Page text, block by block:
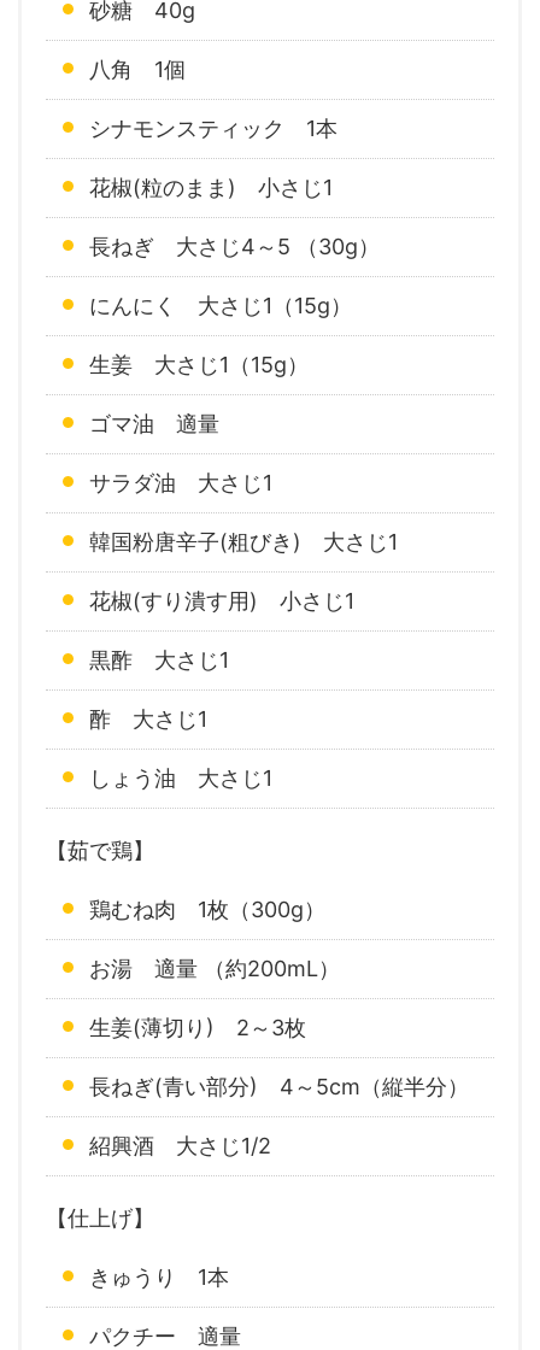
砂糖 40g
八角 1個
シナモンスティック 1本
花椒(粒のまま) 小さじ1
長ねぎ 大さじ4～5 （30g）
にんにく 大さじ1（15g）
生姜 大さじ1（15g）
ゴマ油 適量
サラダ油 大さじ1
韓国粉唐辛子(粗びき) 大さじ1
花椒(すり潰す用) 小さじ1
黒酢 大さじ1
酢 大さじ1
しょう油 大さじ1
【茹で鶏】
鶏むね肉 1枚（300g）
お湯 適量 （約200mL）
生姜(薄切り) 2～3枚
長ねぎ(青い部分) 4～5cm（縦半分）
紹興酒 大さじ1/2
【仕上げ】
きゅうり 1本
パクチー 適量